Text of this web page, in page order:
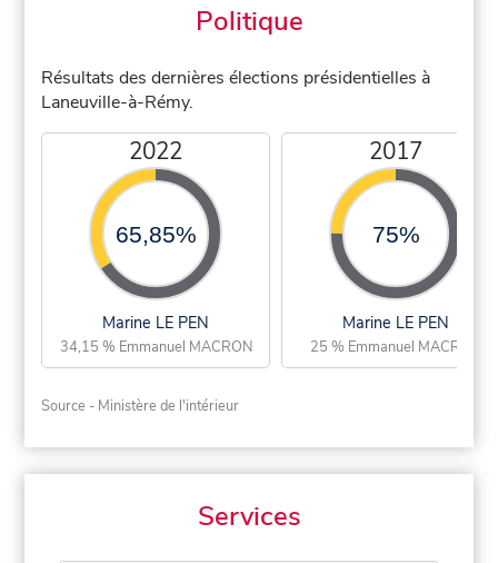
Politique
Résultats des dernières élections présidentielles à
Laneuville-à-Rémy.
2022
65,85%
Marine LE PEN
34,15 % Emmanuel MACRON
2017
75%
Marine LE PEN
25 % Emmanuel MACRON
Source - Ministère de l'intérieur
Services